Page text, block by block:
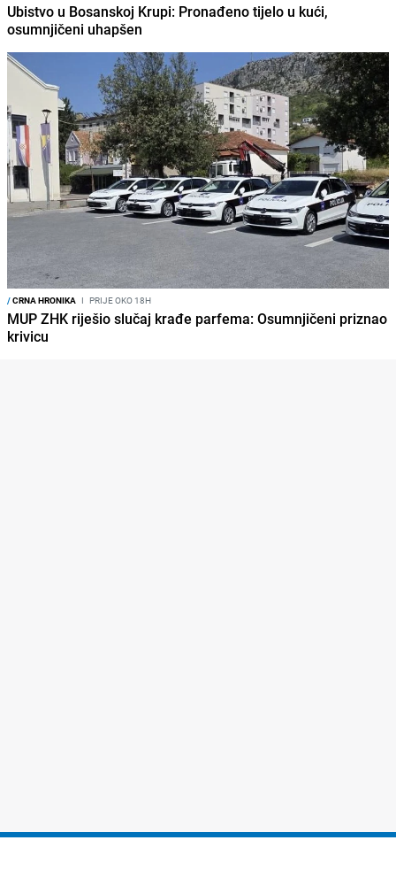
Ubistvo u Bosanskoj Krupi: Pronađeno tijelo u kući,
osumnjičeni uhapšen
/CRNA HRONIKA I PRIJE OKO 18H
MUP ZHK riješio slučaj krađe parfema: Osumnjičeni priznao
krivicu